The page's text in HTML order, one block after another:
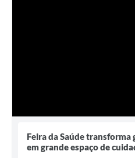
Feira da Saúde transforma
em grande espaço de